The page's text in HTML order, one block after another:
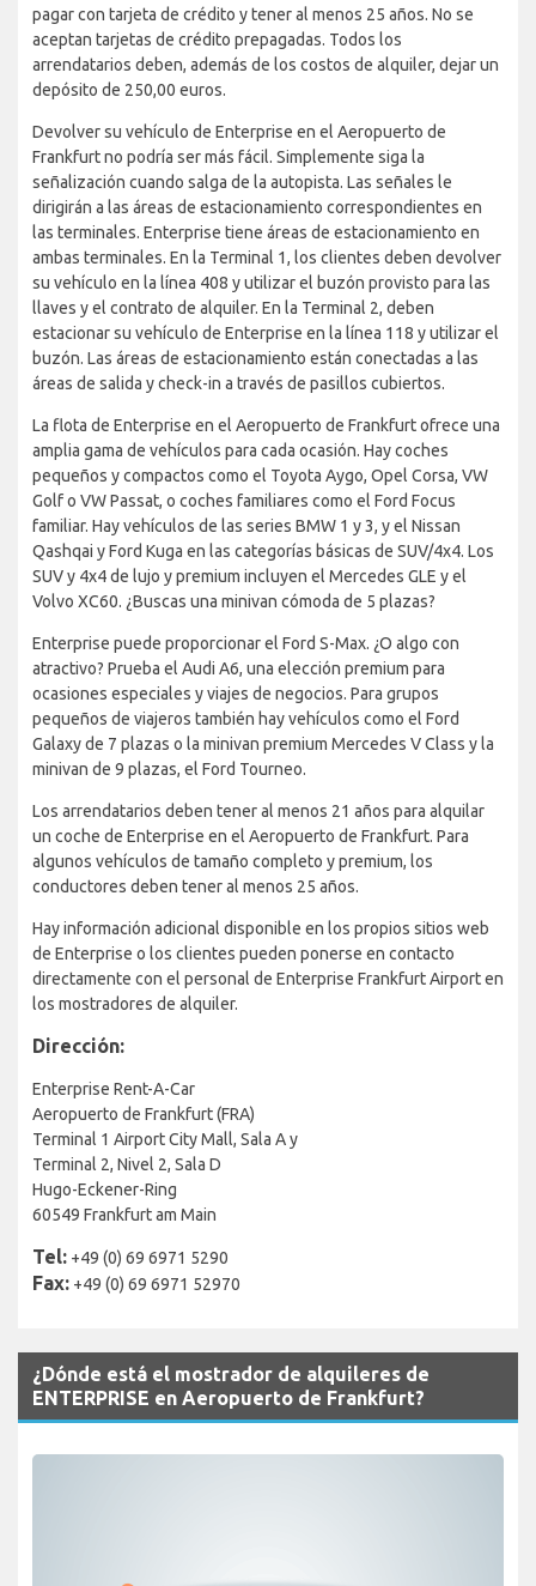
pagar con tarjeta de crédito y tener al menos 25 años. No se
aceptan tarjetas de crédito prepagadas. Todos los
arrendatarios deben, además de los costos de alquiler, dejar un
depósito de 250,00 euros.
Devolver su vehículo de Enterprise en el Aeropuerto de
Frankfurt no podría ser más fácil. Simplemente siga la
señalización cuando salga de la autopista. Las señales le
dirigirán a las áreas de estacionamiento correspondientes en
las terminales. Enterprise tiene áreas de estacionamiento en
ambas terminales. En la Terminal 1, los clientes deben devolver
su vehículo en la línea 408 y utilizar el buzón provisto para las
llaves y el contrato de alquiler. En la Terminal 2, deben
estacionar su vehículo de Enterprise en la línea 118 y utilizar el
buzón. Las áreas de estacionamiento están conectadas a las
áreas de salida y check-in a través de pasillos cubiertos.
La flota de Enterprise en el Aeropuerto de Frankfurt ofrece una
amplia gama de vehículos para cada ocasión. Hay coches
pequeños y compactos como el Toyota Aygo, Opel Corsa, VW
Golf o VW Passat, o coches familiares como el Ford Focus
familiar. Hay vehículos de las series BMW 1 y 3, y el Nissan
Qashqai y Ford Kuga en las categorías básicas de SUV/4x4. Los
SUV y 4x4 de lujo y premium incluyen el Mercedes GLE y el
Volvo XC60. ¿Buscas una minivan cómoda de 5 plazas?
Enterprise puede proporcionar el Ford S-Max. ¿O algo con
atractivo? Prueba el Audi A6, una elección premium para
ocasiones especiales y viajes de negocios. Para grupos
pequeños de viajeros también hay vehículos como el Ford
Galaxy de 7 plazas o la minivan premium Mercedes V Class y la
minivan de 9 plazas, el Ford Tourneo.
Los arrendatarios deben tener al menos 21 años para alquilar
un coche de Enterprise en el Aeropuerto de Frankfurt. Para
algunos vehículos de tamaño completo y premium, los
conductores deben tener al menos 25 años.
Hay información adicional disponible en los propios sitios web
de Enterprise o los clientes pueden ponerse en contacto
directamente con el personal de Enterprise Frankfurt Airport en
los mostradores de alquiler.
Dirección:
Enterprise Rent-A-Car
Aeropuerto de Frankfurt (FRA)
Terminal 1 Airport City Mall, Sala A y
Terminal 2, Nivel 2, Sala D
Hugo-Eckener-Ring
60549 Frankfurt am Main
Tel: +49 (0) 69 6971 5290
Fax: +49 (0) 69 6971 52970
¿Dónde está el mostrador de alquileres de
ENTERPRISE en Aeropuerto de Frankfurt?